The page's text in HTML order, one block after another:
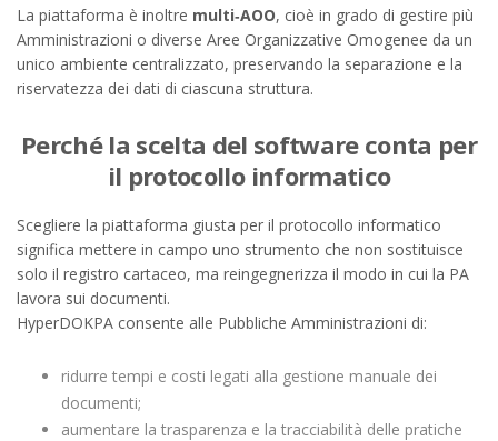
La piattaforma è inoltre multi‑AOO, cioè in grado di gestire più
Amministrazioni o diverse Aree Organizzative Omogenee da un
unico ambiente centralizzato, preservando la separazione e la
riservatezza dei dati di ciascuna struttura.
Perché la scelta del software conta per
il protocollo informatico
Scegliere la piattaforma giusta per il protocollo informatico
significa mettere in campo uno strumento che non sostituisce
solo il registro cartaceo, ma reingegnerizza il modo in cui la PA
lavora sui documenti.
HyperDOKPA consente alle Pubbliche Amministrazioni di:
ridurre tempi e costi legati alla gestione manuale dei
documenti;
aumentare la trasparenza e la tracciabilità delle pratiche